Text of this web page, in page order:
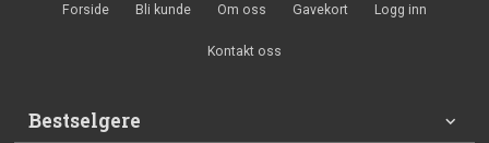
Forside Bli kunde Om oss Gavekort Logg inn
Kontakt oss
Bestselgere